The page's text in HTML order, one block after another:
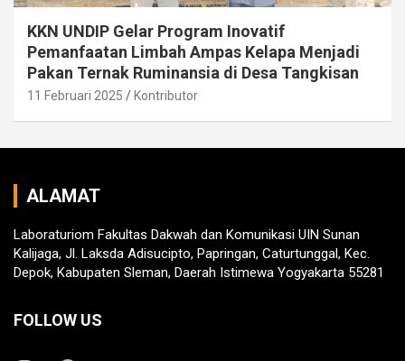
KKN UNDIP Gelar Program Inovatif
Pemanfaatan Limbah Ampas Kelapa Menjadi
Pakan Ternak Ruminansia di Desa Tangkisan
11 Februari 2025 Kontributor
ALAMAT
Laboraturiom Fakultas Dakwah dan Komunikasi UIN Sunan
Kalijaga, Jl. Laksda Adisucipto, Papringan, Caturtunggal, Kec.
Depok, Kabupaten Sleman, Daerah Istimewa Yogyakarta 55281
FOLLOW US